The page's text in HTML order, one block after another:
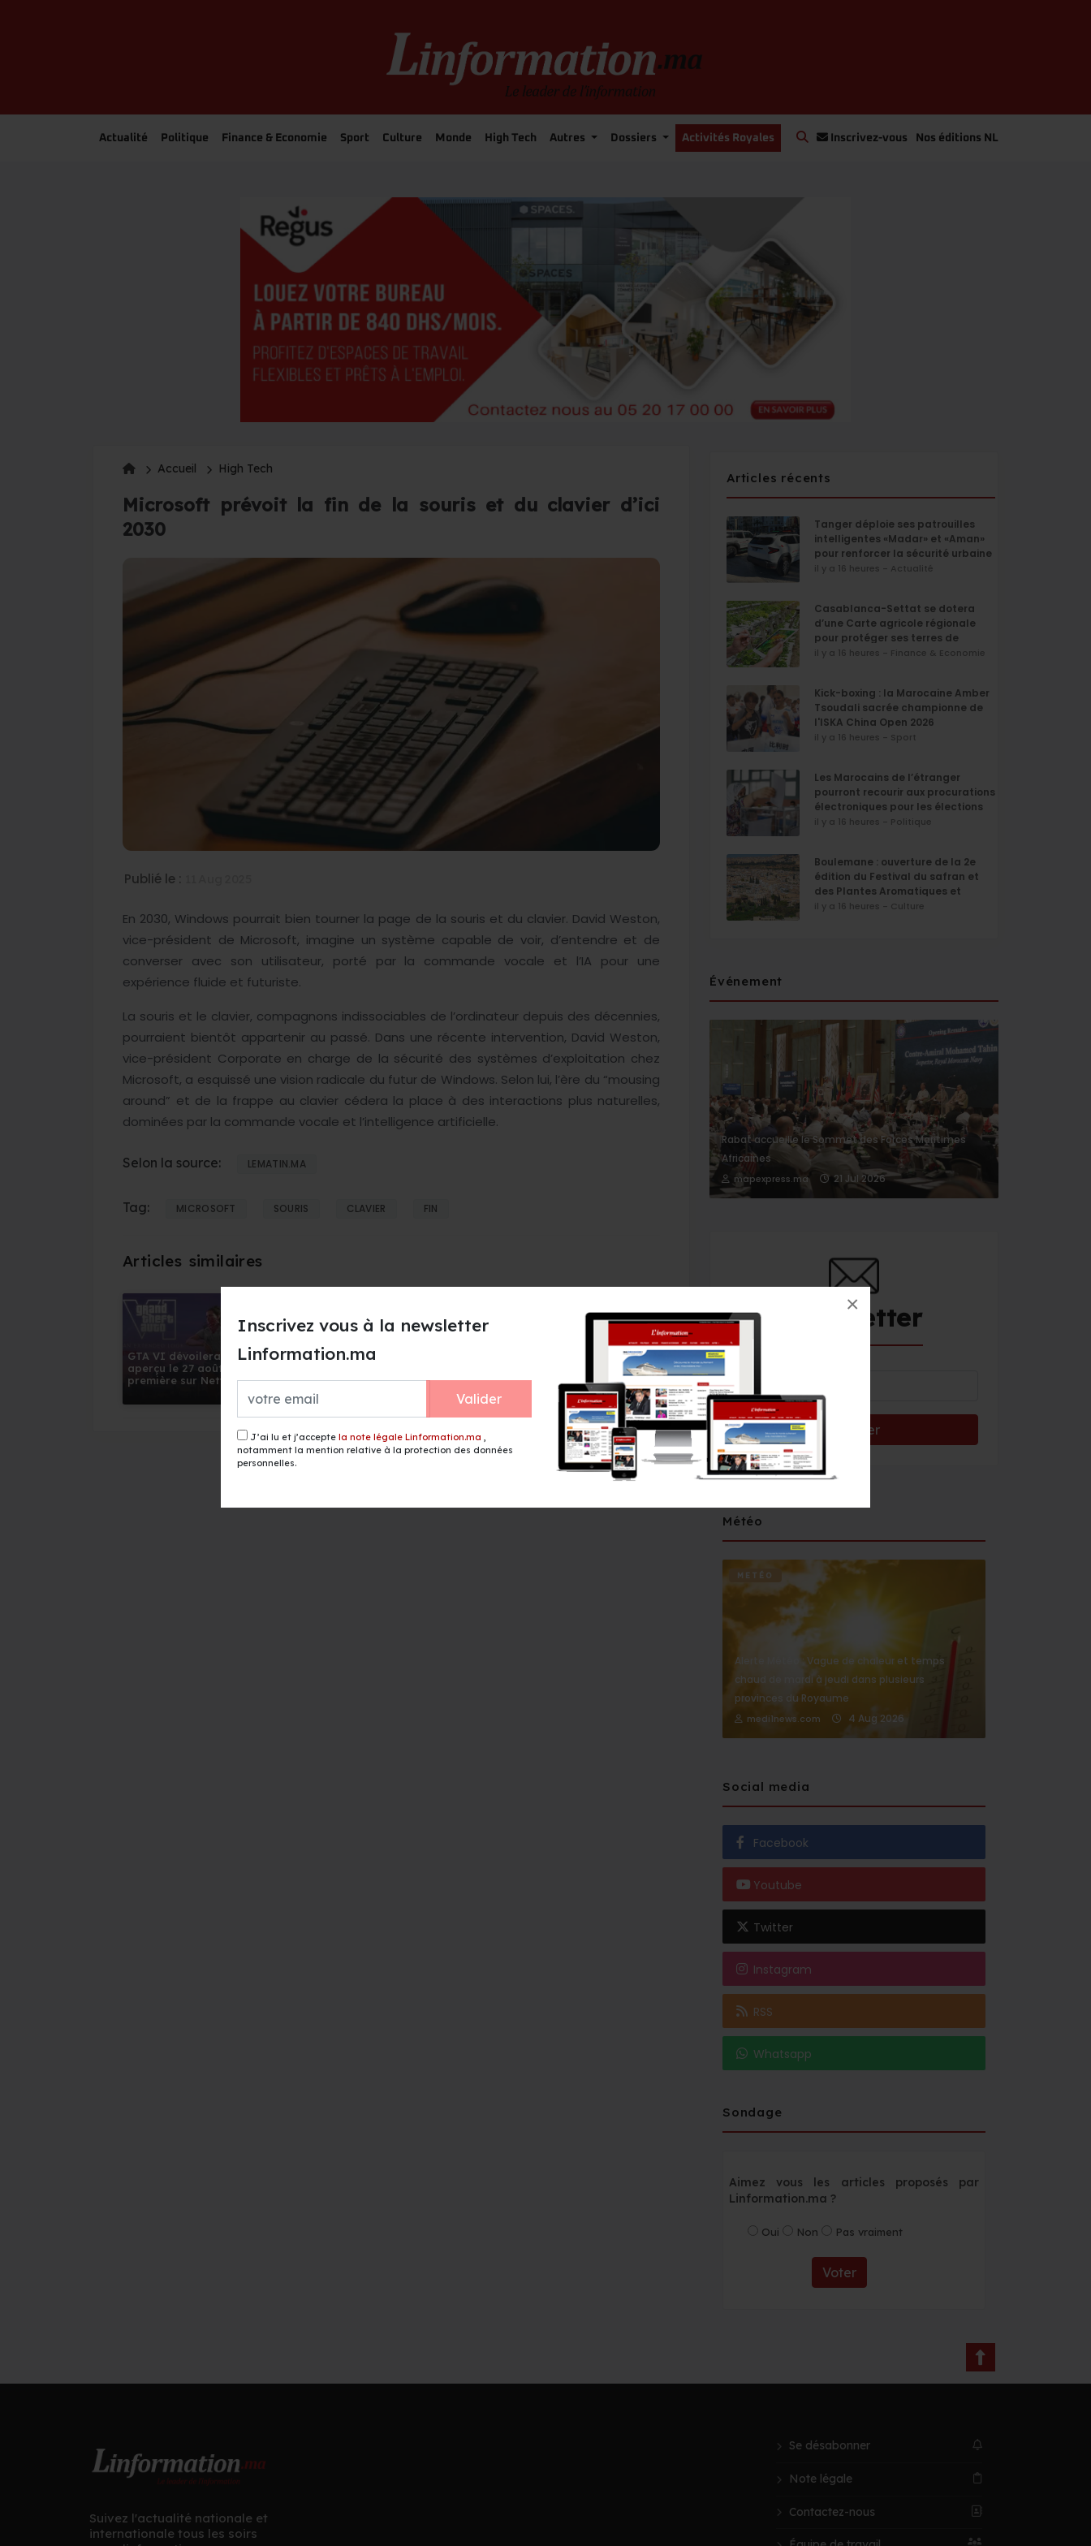
Inscrivez vous à la newsletter
Linformation.ma
Valider
J’ai lu et j’accepte la note légale Linformation.ma
notamment la mention relative à la protection des données
personnelles.
×
Actualité Politique Finance & Economie Sport Culture Monde High Tech Autres Dossiers Activités Royales Inscrivez-vous Nos éditions NL
Accueil High Tech
Microsoft prévoit la fin de la souris et du clavier d’ici
2030
Publié le :
En 2030, Windows pourrait bien tourner la page de la souris et du clavier. David Weston,
vice-président de Microsoft, imagine un système capable de voir, d’entendre et de
converser avec son utilisateur, porté par la commande vocale et l’IA pour une
expérience fluide et futuriste.
La souris et le clavier, compagnons indissociables de l’ordinateur depuis des décennies,
pourraient bientôt appartenir au passé. Dans une récente intervention, David Weston,
vice-président Corporate en charge de la sécurité des systèmes d’exploitation chez
Microsoft, a esquissé une vision radicale du futur de Windows. Selon lui, l’ère du “mousing
around” et de la frappe au clavier cédera la place à des interactions plus naturelles,
dominées par la commande vocale et l’intelligence artificielle.
Selon la source: LEMATIN.MA
Tag: MICROSOFT SOURIS CLAVIER FIN
GTA VI dévoilera un nouvel
aperçu le 27 août en avant-
première sur Netflix
Face à OpenAI, Google
division IA
WhatsApp confronté à une
comptes par erreur
Articles récents
Tanger déploie ses patrouilles
intelligentes «Madar» et «Aman»
pour renforcer la sécurité urbaine
il y a 16 heures - Actualité
Casablanca-Settat se dotera
d’une Carte agricole régionale
pour protéger ses terres de
l’urbanisation
il y a 16 heures - Finance & Economie
Kick-boxing : la Marocaine Amber
Tsoudali sacrée championne de
l'ISKA China Open 2026
il y a 16 heures - Sport
Les Marocains de l’étranger
pourront recourir aux procurations
électroniques pour les élections
de septembre
il y a 16 heures - Politique
Boulemane : ouverture de la 2e
édition du Festival du safran et
des Plantes Aromatiques et
Médicinales
il y a 16 heures - Culture
Événement
Rabat accueille le Sommet des Forces Maritimes
Africaines
mapexpress.ma 21 Jul 2026
Newsletter
Météo
METÉO
Alerte Météo : Vague de chaleur et temps
chaud de mardi à jeudi dans plusieurs
provinces du Royaume
medi1news.com 4 Aug 2026
Social media
Facebook
Youtube
Twitter
Instagram
RSS
Whatsapp
Sondage
Aimez vous les articles proposés par
Linformation.ma ?
Oui Non Pas vraiment
Voter
Suivez l'actualité nationale et
internationale tous les soirs
Se désabonner
Note légale
Contactez-nous